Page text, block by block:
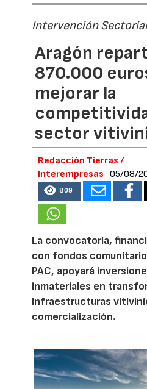
Intervención
Aragón
870.000
mejorar la
sector
Redacción Tierras /
Interempresas
05/08/
809
La convocatoria,
con fondos
PAC, apoyará
inmateriales en
infraestructuras
comercialización.